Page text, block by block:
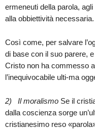
ermeneuti della parola,
alla obbiettività necessaria.
Così come, per salvare
di base con il suo parere,
Cristo non ha commesso
l’inequivocabile ulti-ma
2) Il moralismo Se il
dalla coscienza sorge
cristianesimo reso